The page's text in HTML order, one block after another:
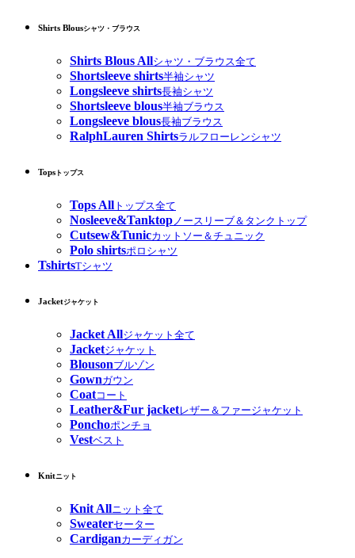
Shirts Blousシャツ・ブラウス
Shirts Blous Allシャツ・ブラウス全て
Shortsleeve shirts半袖シャツ
Longsleeve shirts長袖シャツ
Shortsleeve blous半袖ブラウス
Longsleeve blous長袖ブラウス
RalphLauren Shirtsラルフローレンシャツ
Tops トップス
Tops All トップス全て
Nosleeve&Tanktopノースリーブ＆タンクトップ
Cutsew&Tunicカットソー＆チュニック
Polo shirtsポロシャツ
TshirtsTシャツ
Jacketジャケット
Jacket Allジャケット全て
Jacketジャケット
Blousonブルゾン
Gownガウン
Coatコート
Leather&Fur jacketレザー＆ファージャケット
Ponchoポンチョ
Vestベスト
Knitニット
Knit Allニット全て
Sweaterセーター
Cardiganカーディガン